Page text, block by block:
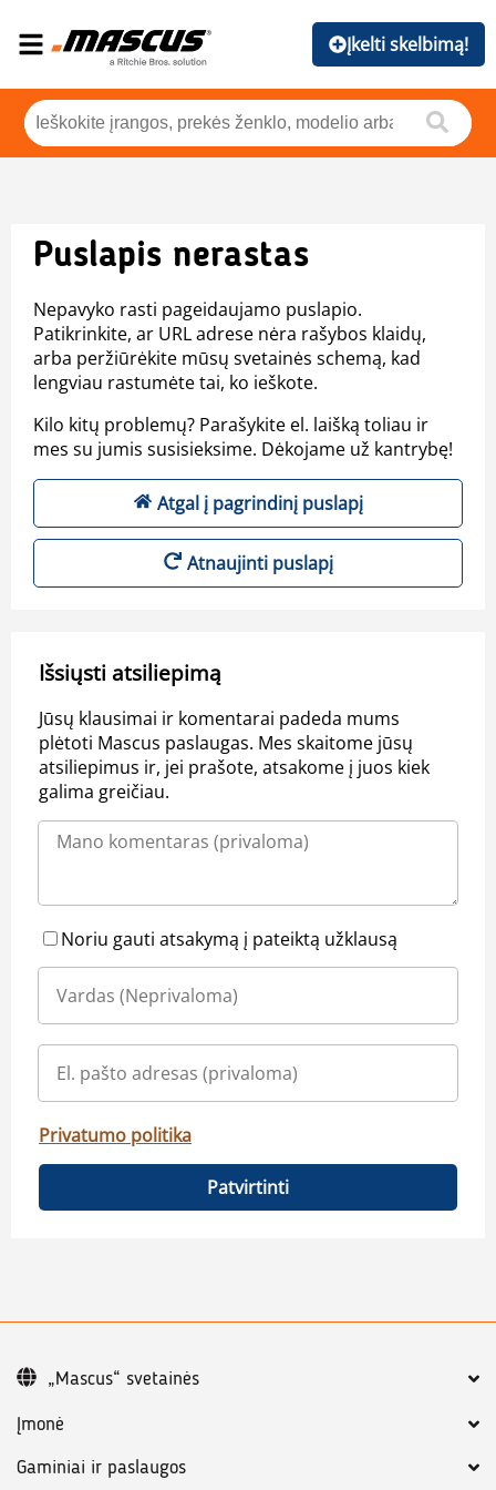
Įkelti skelbimą!
Puslapis nerastas
Nepavyko rasti pageidaujamo puslapio.
Patikrinkite, ar URL adrese nėra rašybos klaidų,
arba peržiūrėkite mūsų svetainės schemą, kad
lengviau rastumėte tai, ko ieškote.
Kilo kitų problemų? Parašykite el. laišką toliau ir
mes su jumis susisieksime. Dėkojame už kantrybę!
Atgal į pagrindinį puslapį
Atnaujinti puslapį
Išsiųsti atsiliepimą
Jūsų klausimai ir komentarai padeda mums
plėtoti Mascus paslaugas. Mes skaitome jūsų
atsiliepimus ir, jei prašote, atsakome į juos kiek
galima greičiau.
Noriu gauti atsakymą į pateiktą užklausą
Privatumo politika
Patvirtinti
Įmonė
Gaminiai ir paslaugos
„Mascus“ svetainės